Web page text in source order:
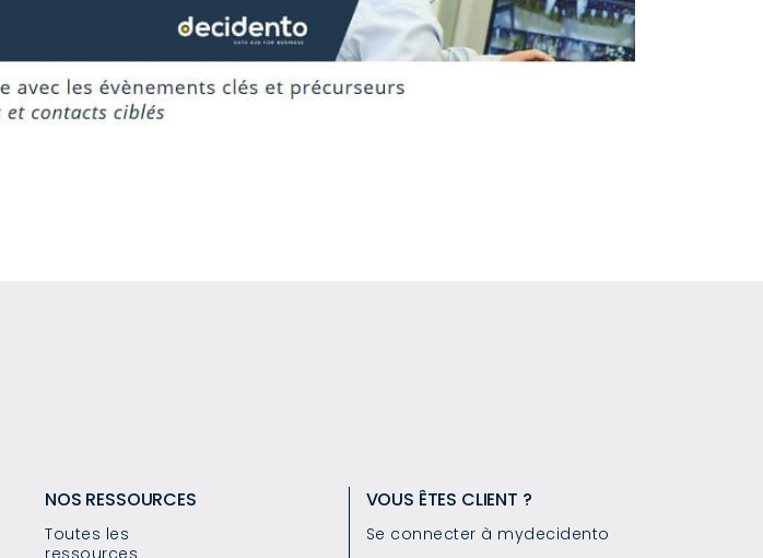
NOS RESSOURCES
Toutes les
VOUS ÊTES CLIENT ?
Se connecter à mydecidento